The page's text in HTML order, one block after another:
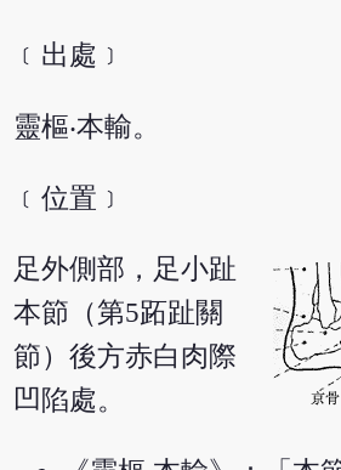
﹝出處﹞
靈樞‧本輸。
﹝位置﹞
足外側部，足小趾
本節（第5跖趾關
節）後方赤白肉際
凹陷處。